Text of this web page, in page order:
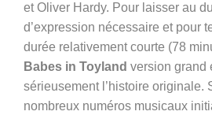
et Oliver Hardy. Pour laisser au
d’expression nécessaire et pour
durée relativement courte (78
Babes in Toyland version grand
sérieusement l’histoire originale.
nombreux numéros musicaux